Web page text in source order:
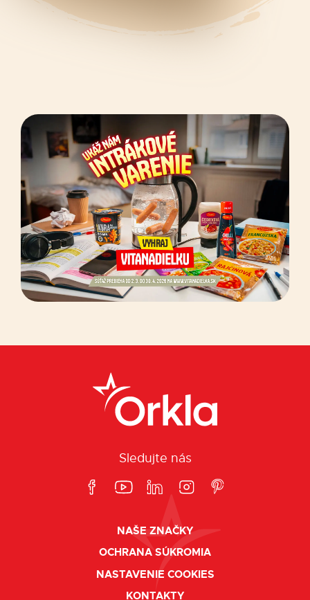
Sledujte nás
NAŠE ZNAČKY
OCHRANA SÚKROMIA
NASTAVENIE COOKIES
KONTAKTY